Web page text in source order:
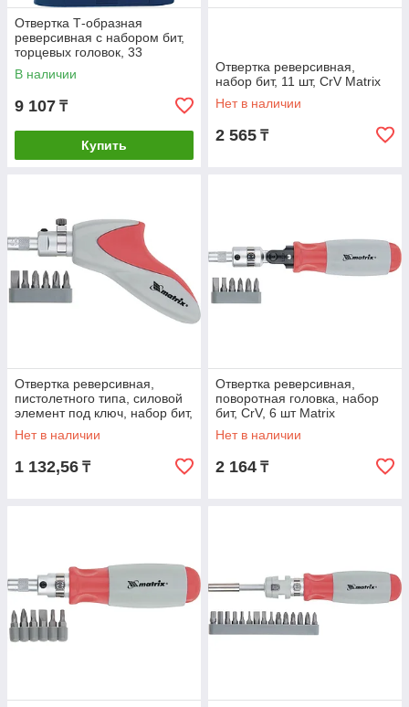
Отвертка Т-образная
реверсивная с набором бит,
торцевых головок, 33
предмета, CrV Сибртех
В наличии
9 107 ₸
Купить
Отвертка реверсивная,
набор бит, 11 шт, CrV Matrix
Нет в наличии
2 565 ₸
Отвертка реверсивная,
пистолетного типа, силовой
элемент под ключ, набор бит,
CrV, 6 шт Matrix
Нет в наличии
1 132,56 ₸
Отвертка реверсивная,
поворотная головка, набор
бит, CrV, 6 шт Matrix
Нет в наличии
2 164 ₸